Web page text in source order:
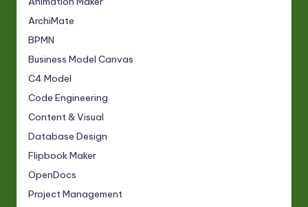
ArchiMate
BPMN
Business Model Canvas
C4 Model
Code Engineering
Content & Visual
Database Design
Flipbook Maker
OpenDocs
Project Management